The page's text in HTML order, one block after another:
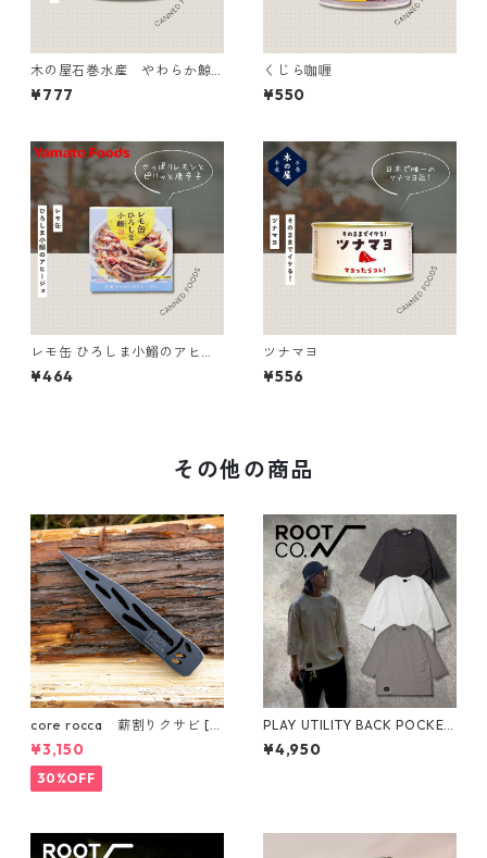
木の屋石巻水産 やわらか鯨
カルビ
¥777
くじら咖喱
¥550
レモ缶 ひろしま小鰯のアヒー
ジョ
¥464
ツナマヨ
¥556
その他の商品
core rocca 薪割りクサビ [
タケノコ ］
¥3,150
30%OFF
PLAY UTILITY BACK POCKET
Football T-Shirts
¥4,950